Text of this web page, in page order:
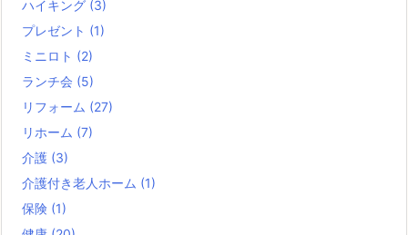
ハイキング (3)
プレゼント (1)
ミニロト (2)
ランチ会 (5)
リフォーム (27)
リホーム (7)
介護 (3)
介護付き老人ホーム (1)
保険 (1)